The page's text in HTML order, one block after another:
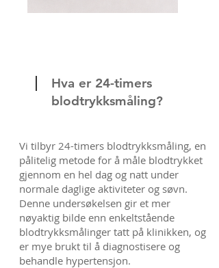
Hva er 24-timers
blodtrykksmåling?
Vi tilbyr 24-timers blodtrykksmåling, en
pålitelig metode for å måle blodtrykket
gjennom en hel dag og natt under
normale daglige aktiviteter og søvn.
Denne undersøkelsen gir et mer
nøyaktig bilde enn enkeltstående
blodtrykksmålinger tatt på klinikken, og
er mye brukt til å diagnostisere og
behandle hypertensjon.